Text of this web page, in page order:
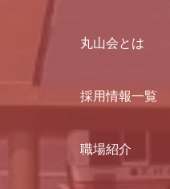
丸山会とは
採用情報一覧
職場紹介